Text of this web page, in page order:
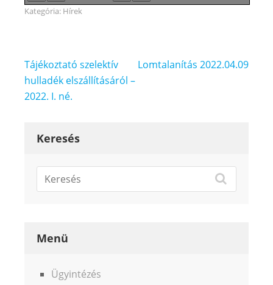
Kategória: Hírek
Bejegyzés
navigáció
Tájékoztató szelektív
hulladék elszállításáról –
2022. I. né.
Lomtalanítás 2022.04.09
Keresés
Menü
Ügyintézés